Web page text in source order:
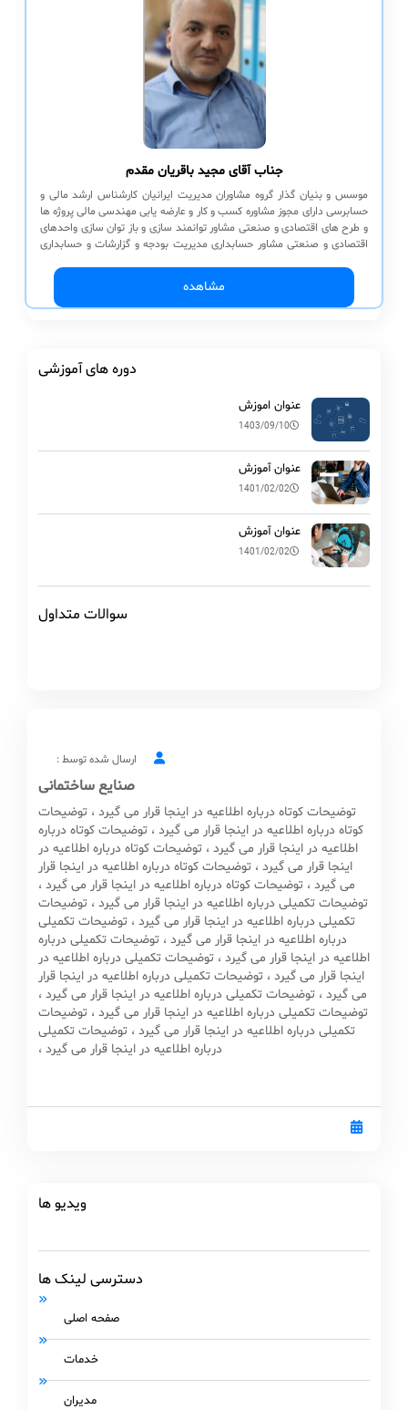
جناب آقای مجید باقریان مقدم
موسس و بنیان گذار گروه مشاوران مدیریت ایرانیان کارشناس ارشد مالی و
حسابرسی دارای مجوز مشاوره کسب و کار و عارضه یابی مهندسی مالی پروژه ها
و طرح های اقتصادی و صنعتی مشاور توانمند سازی و باز توان سازی واحدهای
اقتصادی و صنعتی مشاور حسابداری مدیریت بودجه و گزارشات و حسابداری
یابی سازمانی کنترل تولید و پروژه مشاور حسابرسی عملیاتی
مشاهده
دوره های آموزشی
عنوان اموزش
1403/09/10
عنوان آموزش
1401/02/02
عنوان آموزش
1401/02/02
سوالات متداول
ارسال شده توسط :
صنایع ساختمانی
توضیحات کوتاه درباره اطلاعیه در اینجا قرار می گیرد ، توضیحات
کوتاه درباره اطلاعیه در اینجا قرار می گیرد ، توضیحات کوتاه درباره
اطلاعیه در اینجا قرار می گیرد ، توضیحات کوتاه درباره اطلاعیه در
اینجا قرار می گیرد ، توضیحات کوتاه درباره اطلاعیه در اینجا قرار
می گیرد ، توضیحات کوتاه درباره اطلاعیه در اینجا قرار می گیرد ،
توضیحات تکمیلی درباره اطلاعیه در اینجا قرار می گیرد ، توضیحات
تکمیلی درباره اطلاعیه در اینجا قرار می گیرد ، توضیحات تکمیلی
درباره اطلاعیه در اینجا قرار می گیرد ، توضیحات تکمیلی درباره
اطلاعیه در اینجا قرار می گیرد ، توضیحات تکمیلی درباره اطلاعیه در
اینجا قرار می گیرد ، توضیحات تکمیلی درباره اطلاعیه در اینجا قرار
می گیرد ، توضیحات تکمیلی درباره اطلاعیه در اینجا قرار می گیرد ،
توضیحات تکمیلی درباره اطلاعیه در اینجا قرار می گیرد ، توضیحات
تکمیلی درباره اطلاعیه در اینجا قرار می گیرد ، توضیحات تکمیلی
درباره اطلاعیه در اینجا قرار می گیرد ،
ویدیو ها
دسترسی لینک ها
صفحه اصلی
خدمات
مدیران